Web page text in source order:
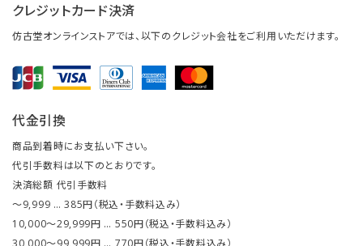
クレジットカード決済
仿古堂オンラインストアでは、以下のクレジット会社をご利用いただけます。
代金引換
商品到着時にお支払い下さい。
代引手数料は以下のとおりです。
決済総額 代引手数料
～9,999 … 385円（税込・手数料込み）
10,000～29,999円 … 550円（税込・手数料込み）
30,000～99,999円 … 770円（税込・手数料込み）